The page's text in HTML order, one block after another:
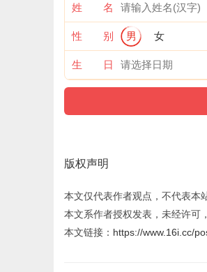
姓 名
性 别 男 女
生 日
版权声明
本文仅代表作者观点，不代表本
本文系作者授权发表，未经许可
本文链接： https://www.16i.cc/